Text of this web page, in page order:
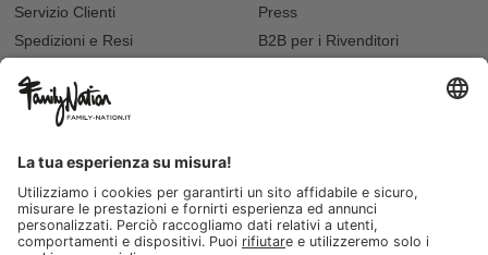
Servizio Clienti
Spedizioni e Resi
Recupero password?
Lista regalo e nascita
Press
B2B per i Rivenditori